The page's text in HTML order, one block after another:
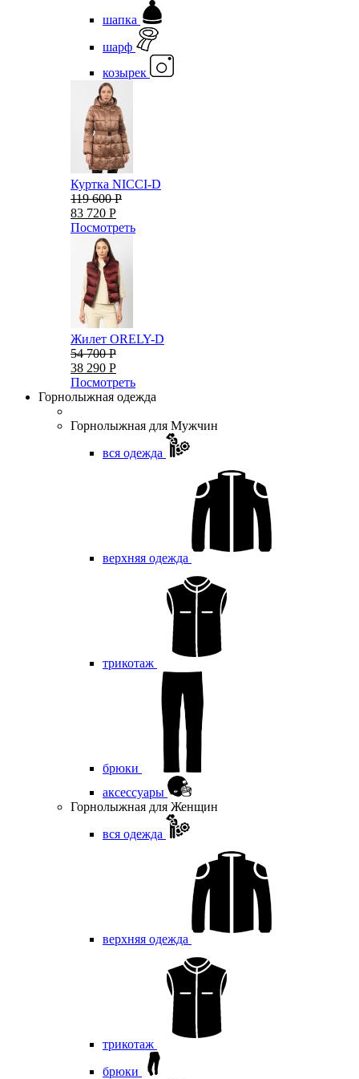
шапка
шарф
козырек
Куртка NICCI-D
119 600 Р
83 720 Р
Посмотреть
Жилет ORELY-D
54 700 Р
38 290 Р
Посмотреть
Горнолыжная одежда
Горнолыжная для Мужчин
вся одежда
верхняя одежда
трикотаж
брюки
аксессуары
Горнолыжная для Женщин
вся одежда
верхняя одежда
трикотаж
брюки